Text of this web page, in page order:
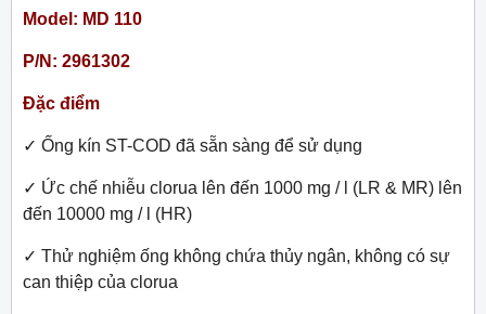
Model: MD 110
P/N: 2961302
Đặc điểm
✓ Ống kín ST-COD đã sẵn sàng để sử dụng
✓ Ức chế nhiễu clorua lên đến 1000 mg / l (LR & MR) lên
đến 10000 mg / l (HR)
✓ Thử nghiệm ống không chứa thủy ngân, không có sự
can thiệp của clorua